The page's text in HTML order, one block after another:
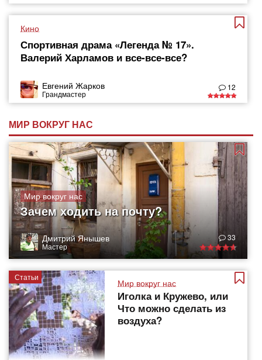
Кино
Спортивная драма «Легенда № 17».
Валерий Харламов и все-все-все?
Евгений Жарков
Грандмастер
12
МИР ВОКРУГ НАС
Мир вокруг нас
Зачем ходить на почту?
Дмитрий Янышев
Мастер
33
Статьи
Мир вокруг нас
Иголка и Кружево, или
Что можно сделать из
воздуха?